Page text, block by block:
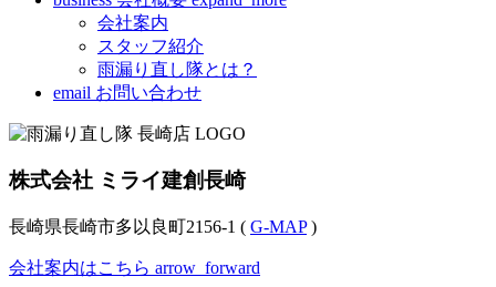
会社案内
スタッフ紹介
雨漏り直し隊とは？
email お問い合わせ
株式会社 ミライ建創長崎
長崎県長崎市多以良町2156-1 ( G-MAP)
会社案内はこちら arrow_forward